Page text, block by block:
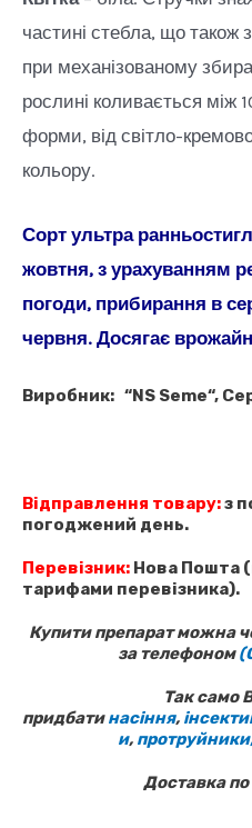
частині стебла, що також
при механізованому
рослині коливається між
форми, від світло-
кольору.
Сорт ультра
жовтня, з урахуванням
погоди, прибирання в
червня. Досягає
Виробник: “NS Seme“,
Відправлення товару:з
погоджений день.
Перевізник: Нова Пошта
тарифами перевізника).
Купити препарат можна
за телефоном
Так само
придбатинасіння,
и,
Доставка по